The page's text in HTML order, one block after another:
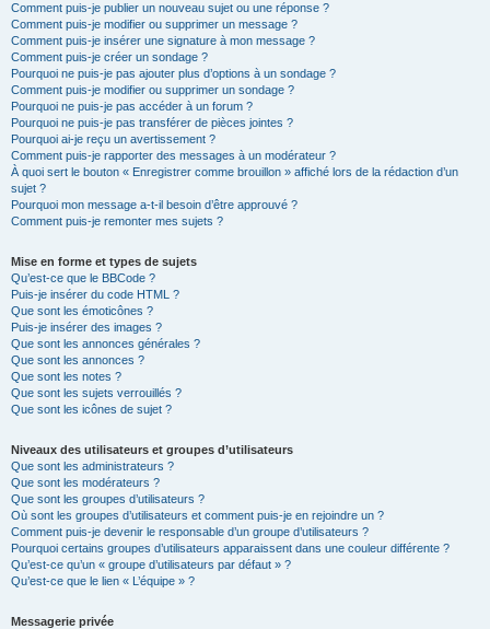
Comment puis-je publier un nouveau sujet ou une réponse ?
Comment puis-je modifier ou supprimer un message ?
Comment puis-je insérer une signature à mon message ?
Comment puis-je créer un sondage ?
Pourquoi ne puis-je pas ajouter plus d’options à un sondage ?
Comment puis-je modifier ou supprimer un sondage ?
Pourquoi ne puis-je pas accéder à un forum ?
Pourquoi ne puis-je pas transférer de pièces jointes ?
Pourquoi ai-je reçu un avertissement ?
Comment puis-je rapporter des messages à un modérateur ?
À quoi sert le bouton « Enregistrer comme brouillon » affiché lors de la rédaction d’un
sujet ?
Pourquoi mon message a-t-il besoin d’être approuvé ?
Comment puis-je remonter mes sujets ?
Mise en forme et types de sujets
Qu’est-ce que le BBCode ?
Puis-je insérer du code HTML ?
Que sont les émoticônes ?
Puis-je insérer des images ?
Que sont les annonces générales ?
Que sont les annonces ?
Que sont les notes ?
Que sont les sujets verrouillés ?
Que sont les icônes de sujet ?
Niveaux des utilisateurs et groupes d’utilisateurs
Que sont les administrateurs ?
Que sont les modérateurs ?
Que sont les groupes d’utilisateurs ?
Où sont les groupes d’utilisateurs et comment puis-je en rejoindre un ?
Comment puis-je devenir le responsable d’un groupe d’utilisateurs ?
Pourquoi certains groupes d’utilisateurs apparaissent dans une couleur différente ?
Qu’est-ce qu’un « groupe d’utilisateurs par défaut » ?
Qu’est-ce que le lien « L’équipe » ?
Messagerie privée